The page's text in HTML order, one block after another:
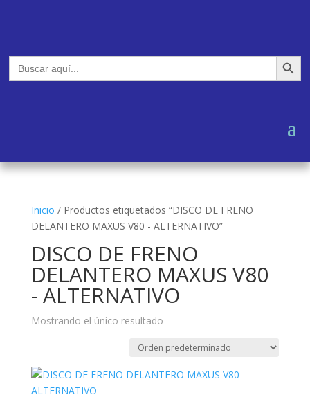
Buscar: Botón de
Inicio / Productos etiquetados “DISCO DE FRENO
DELANTERO MAXUS V80 - ALTERNATIVO”
DISCO DE FRENO
DELANTERO MAXUS V80
- ALTERNATIVO
Mostrando el único resultado